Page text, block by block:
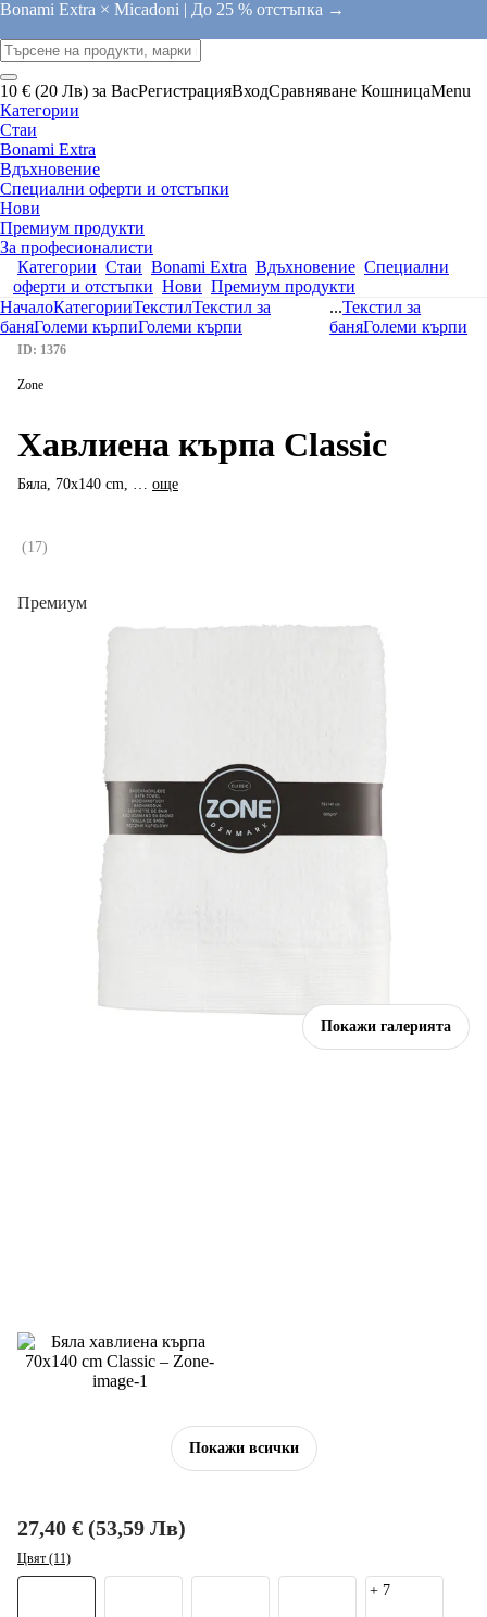
Bonami Extra × Micadoni | До 25 % отстъпка →
10 € (20 Лв) за ВасРегистрацияВходСравняване КошницаMenu
Категории
Стаи
Bonami Extra
Вдъхновение
Специални оферти и отстъпки
Нови
Премиум продукти
За професионалисти
Категории Стаи Bonami Extra Вдъхновение Специални
оферти и отстъпки Нови Премиум продукти
НачалоКатегорииТекстилТекстил за
баняГолеми кърпиГолеми кърпи
...Текстил за
баняГолеми кърпи
Покажи галерията
Покажи всички
Премиум
ID: 1376
Zone
Хавлиена кърпа Classic
Бяла, 70x140 cm, … още
(17)
27,40 € (53,59 Лв)
Цвят (11)
+ 7